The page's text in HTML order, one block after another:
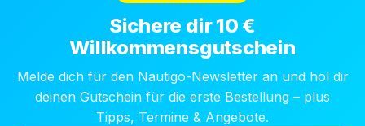
Sichere dir 10 €
Willkommensgutschein
Melde dich für den Nautigo-Newsletter an und hol dir
deinen Gutschein für die erste Bestellung – plus
Tipps, Termine & Angebote.